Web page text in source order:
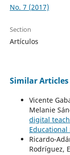
No. 7 (2017)
Section
Artículos
Similar Articles
Vicente
Melanie
digital
Educational
Ricardo-
Rodríguez,